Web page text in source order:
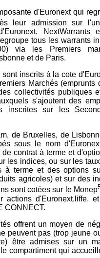
d'Euronext qui
leur admission sur
NextWarrants
tous les warrants
via les Premiers
et de Paris.
inscrits à la cote
Marchés (emprunts
collectivités publiques
s'ajoutent des
inscrites sur les
de Bruxelles, de
sous le nom
contrat à terme et
les indices, ou sur les
à terme et des options
agricoles) et sur des
sont cotées sur le Monep
actions d'Euronext.liffe,
CONNECT.
offrent un moyen de
peuvent pas (trop jeune
être admises sur un
compartiment qui